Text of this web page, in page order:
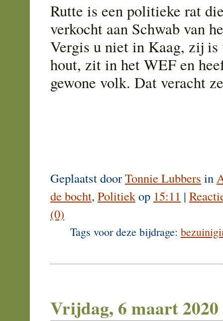
Rutte is een politieke rat
verkocht aan Schwab van
Vergis u niet in Kaag, zij is
hout, zit in het WEF en
gewone volk. Dat veracht
Geplaatst doorTonnie Lubbers in
de bocht, Politiekop 15:11 |
(0)
Tags voor deze bijdrage:
Vrijdag, 6 maart 2020